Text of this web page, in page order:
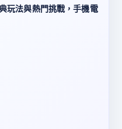
玩法與熱門挑戰，手機電